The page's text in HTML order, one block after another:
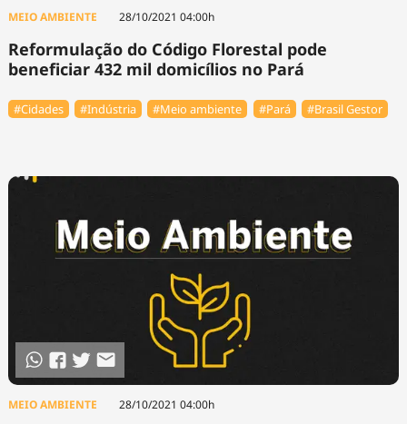
MEIO AMBIENTE 28/10/2021 04:00h
Reformulação do Código Florestal pode
beneficiar 432 mil domicílios no Pará
#Cidades #Indústria #Meio ambiente #Pará #Brasil Gestor
MEIO AMBIENTE 28/10/2021 04:00h